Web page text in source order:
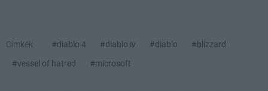
Címkék: #diablo 4 #diablo iv #diablo
#blizzard
#vessel of hatred
#microsoft